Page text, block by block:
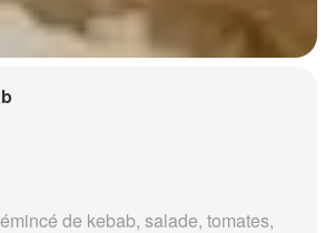
de kebab, salade, tomates,